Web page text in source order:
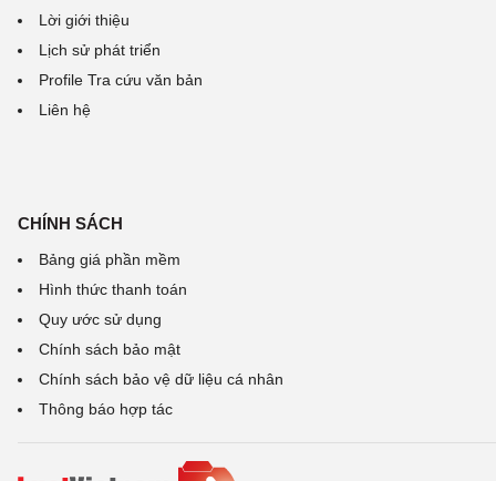
Lời giới thiệu
Lịch sử phát triển
Profile Tra cứu văn bản
Liên hệ
CHÍNH SÁCH
Bảng giá phần mềm
Hình thức thanh toán
Quy ước sử dụng
Chính sách bảo mật
Chính sách bảo vệ dữ liệu cá nhân
Thông báo hợp tác